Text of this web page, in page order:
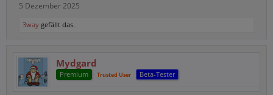
5 Dezember 2025
3way gefällt das.
Mydgard
Premium Trusted User Beta-Tester